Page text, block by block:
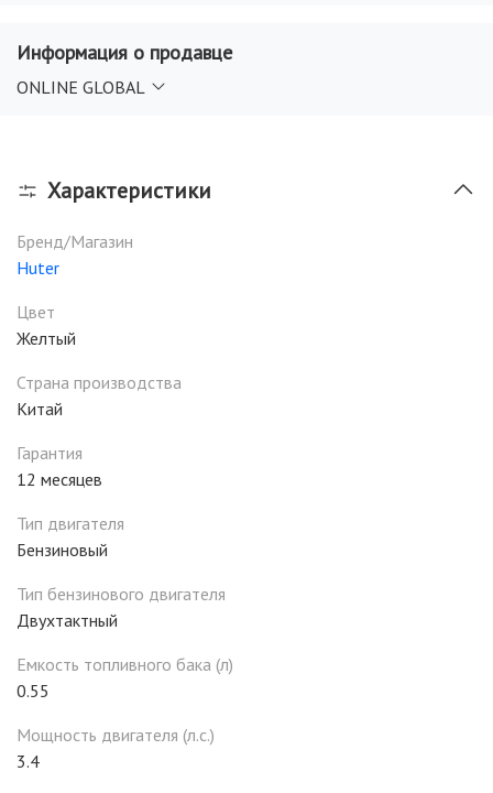
Информация о продавце
ONLINE GLOBAL
Характеристики
Бренд/Магазин
Huter
Цвет
Желтый
Страна производства
Китай
Гарантия
12 месяцев
Тип двигателя
Бензиновый
Тип бензинового двигателя
Двухтактный
Емкость топливного бака (л)
0.55
Мощность двигателя (л.с.)
3.4